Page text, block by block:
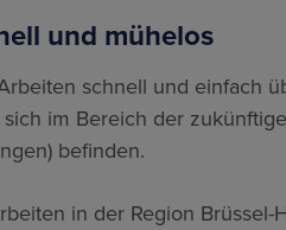
und mühelos
schnell und einfach
im Bereich der
befinden.
in der Region Brüssel-